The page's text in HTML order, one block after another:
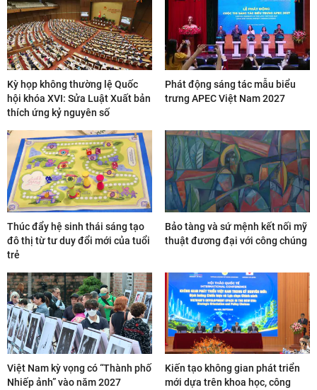
Kỳ họp không thường lệ Quốc
hội khóa XVI: Sửa Luật Xuất bản
thích ứng kỷ nguyên số
Phát động sáng tác mẫu biểu
trưng APEC Việt Nam 2027
Thúc đẩy hệ sinh thái sáng tạo
đô thị từ tư duy đổi mới của tuổi
trẻ
Bảo tàng và sứ mệnh kết nối mỹ
thuật đương đại với công chúng
Việt Nam kỳ vọng có “Thành phố
Nhiếp ảnh” vào năm 2027
Kiến tạo không gian phát triển
mới dựa trên khoa học, công